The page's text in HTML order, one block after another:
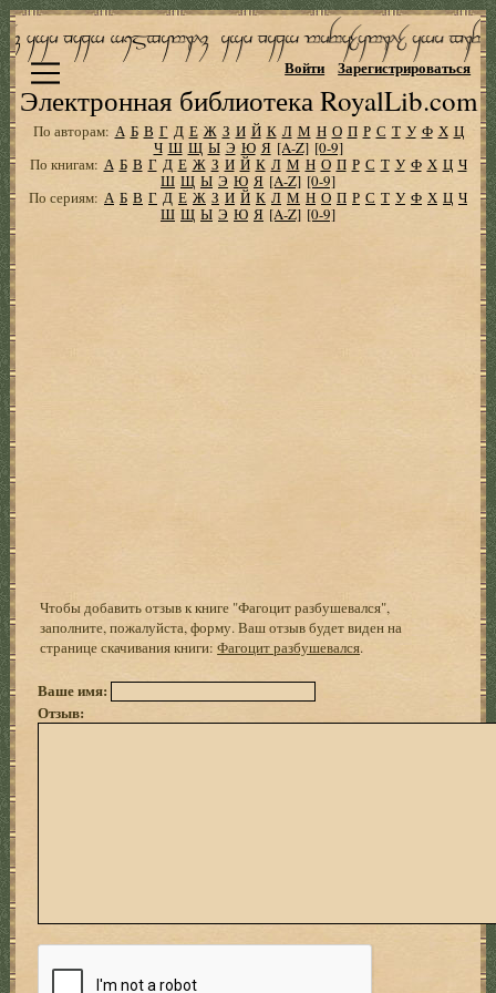
Электронная библиотека RoyalLib.com
Войти Зарегистрироваться
По авторам: А Б В Г Д Е Ж З И Й К Л М Н О П Р С Т У Ф Х Ц
Ч Ш Щ Ы Э Ю Я [A-Z] [0-9]
По книгам: А Б В Г Д Е Ж З И Й К Л М Н О П Р С Т У Ф Х Ц Ч
Ш Щ Ы Э Ю Я [A-Z] [0-9]
По сериям: А Б В Г Д Е Ж З И Й К Л М Н О П Р С Т У Ф Х Ц Ч
Ш Щ Ы Э Ю Я [A-Z] [0-9]
Чтобы добавить отзыв к книге "Фагоцит разбушевался",
заполните, пожалуйста, форму. Ваш отзыв будет виден на
странице скачивания книги:Фагоцит разбушевался.
Ваше имя:
Отзыв: